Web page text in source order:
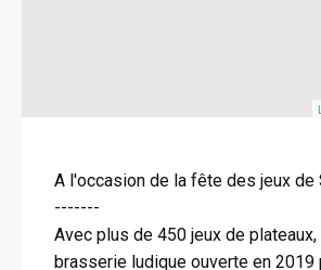
A l'occasion de la fête des jeux de
-------
Avec plus de 450 jeux de
brasserie ludique ouverte en 2019